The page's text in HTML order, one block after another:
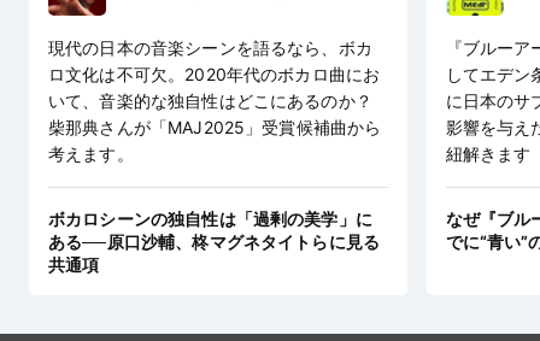
現代の日本の音楽シーンを語るなら、ボカ
ロ文化は不可欠。2020年代のボカロ曲にお
いて、音楽的な独自性はどこにあるのか？
柴那典さんが「MAJ2025」受賞候補曲から
考えます。
ボカロシーンの独自性は「過剰の美学」に
ある──原口沙輔、柊マグネタイトらに見る
共通項
『ブルー
してエデン
に日本のサ
影響を与え
紐解きます
なぜ『ブル
でに“青い”